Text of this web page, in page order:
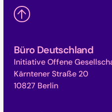
Büro Deutschland
Initiative Offene
Kärntener Straße 20
10827 Berlin